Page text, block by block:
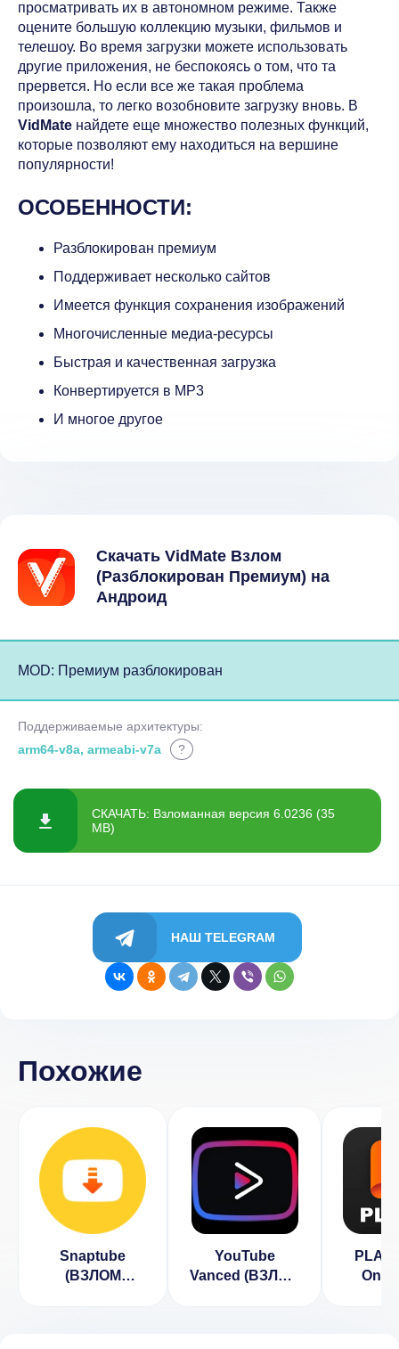
просматривать их в автономном режиме. Также
оцените большую коллекцию музыки, фильмов и
телешоу. Во время загрузки можете использовать
другие приложения, не беспокоясь о том, что та
прервется. Но если все же такая проблема
произошла, то легко возобновите загрузку вновь. В
VidMate найдете еще множество полезных функций,
которые позволяют ему находиться на вершине
популярности!
ОСОБЕННОСТИ:
Разблокирован премиум
Поддерживает несколько сайтов
Имеется функция сохранения изображений
Многочисленные медиа-ресурсы
Быстрая и качественная загрузка
Конвертируется в MP3
И многое другое
Скачать VidMate Взлом
(Разблокирован Премиум) на
Андроид
MOD: Премиум разблокирован
Поддерживаемые архитектуры:
arm64-v8a, armeabi-v7a
?
СКАЧАТЬ: Взломанная версия 6.0236 (35
MB)
НАШ TELEGRAM
Похожие
Snaptube
(ВЗЛОМ
YouTube
Vanced (ВЗЛОМ
One